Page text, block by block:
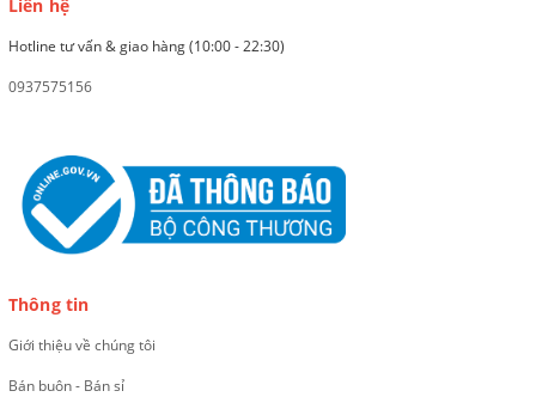
Liên hệ
Hotline tư vấn & giao hàng (10:00 - 22:30)
0937575156
Thông tin
Giới thiệu về chúng tôi
Bán buôn - Bán sỉ